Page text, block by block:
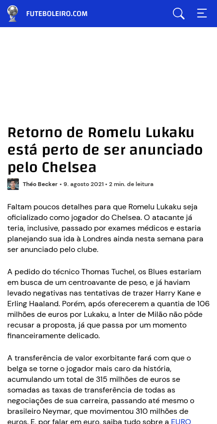
Retorno de Romelu Lukaku
está perto de ser anunciado
pelo Chelsea
Théo Becker • 9. agosto 2021• 2 min. de leitura
Faltam poucos detalhes para que Romelu Lukaku seja
oficializado como jogador do Chelsea. O atacante já
teria, inclusive, passado por exames médicos e estaria
planejando sua ida à Londres ainda nesta semana para
ser anunciado pelo clube.
A pedido do técnico Thomas Tuchel, os Blues estariam
em busca de um centroavante de peso, e já haviam
levado negativas nas tentativas de trazer Harry Kane e
Erling Haaland. Porém, após oferecerem a quantia de 106
milhões de euros por Lukaku, a Inter de Milão não pôde
recusar a proposta, já que passa por um momento
financeiramente delicado.
A transferência de valor exorbitante fará com que o
belga se torne o jogador mais caro da história,
acumulando um total de 315 milhões de euros se
somadas as taxas de transferência de todas as
negociações de sua carreira, passando até mesmo o
brasileiro Neymar, que movimentou 310 milhões de
euros. E, por falar em euro, saiba tudo sobre a EURO